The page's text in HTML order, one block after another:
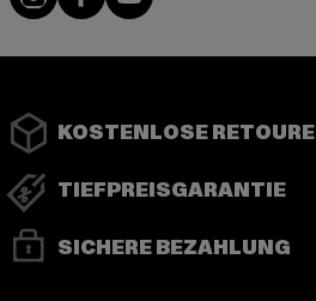
KOSTENLOSE RETOURE
TIEFPREISGARANTIE
SICHERE BEZAHLUNG